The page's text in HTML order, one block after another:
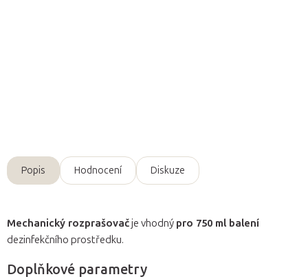
Popis Hodnocení Diskuze
Mechanický rozprašovačje vhodný pro 750 ml balení
dezinfekčního prostředku.
Doplňkové parametry